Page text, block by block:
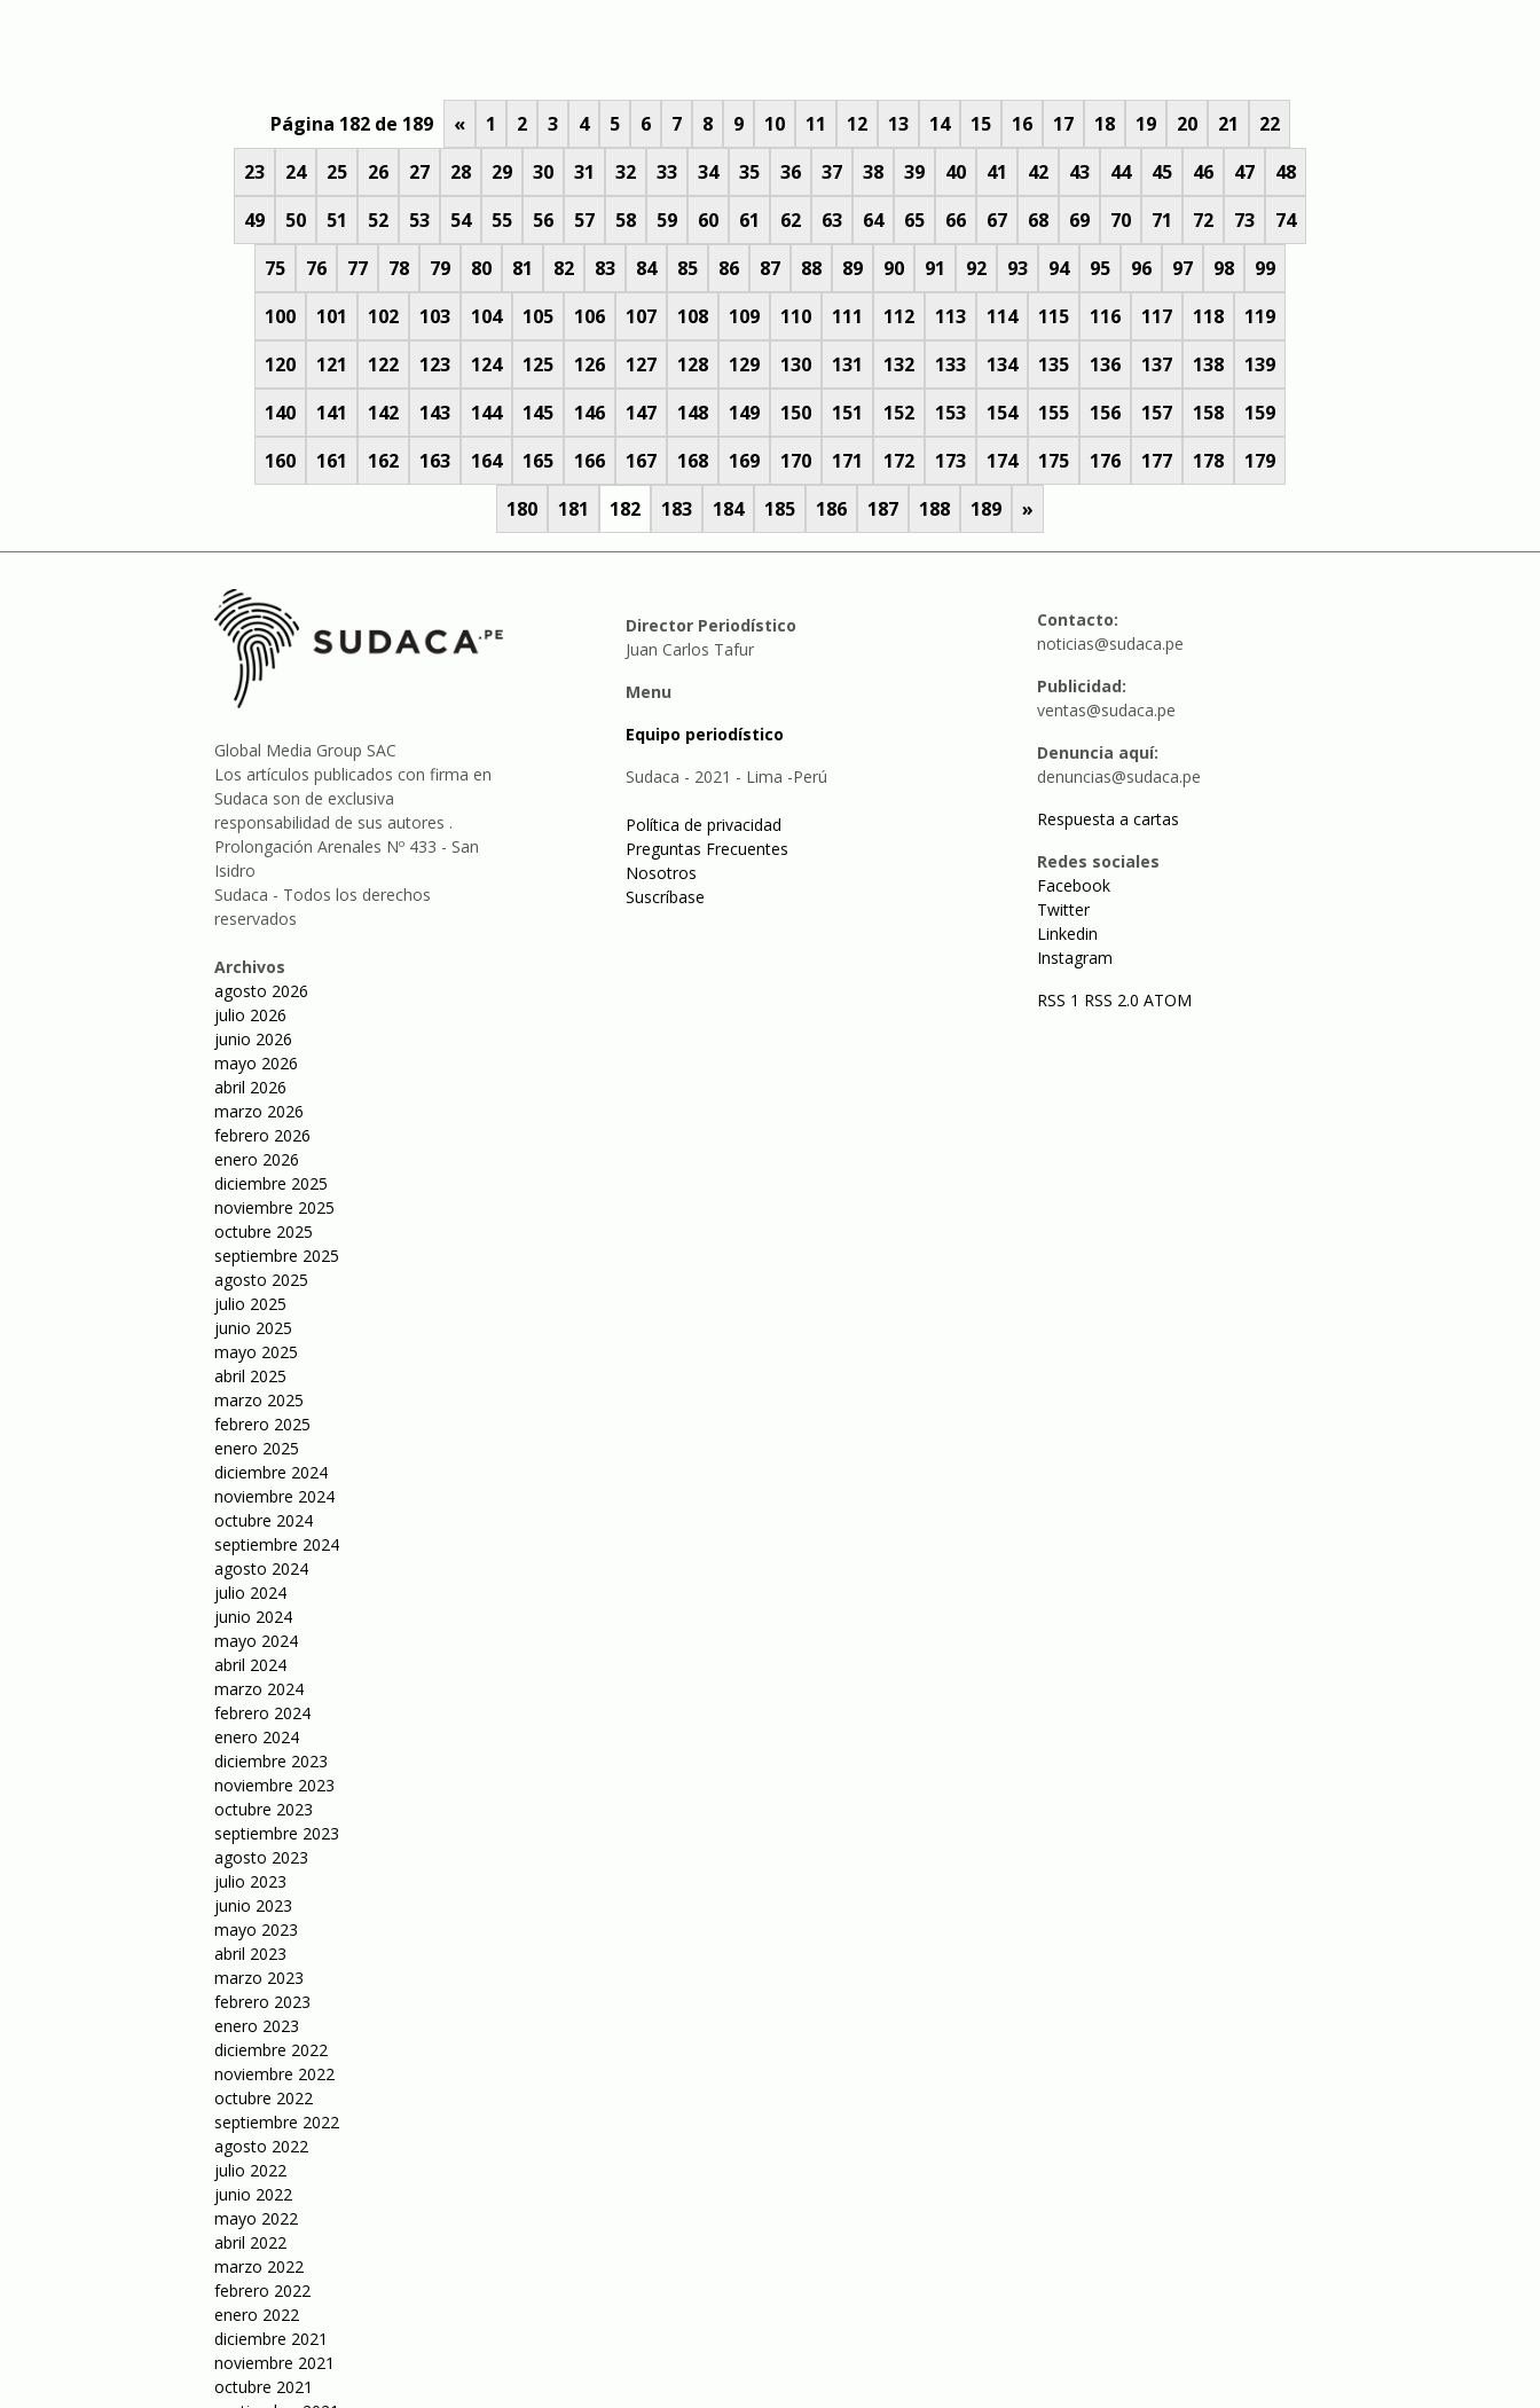
Página 182 de 189 « 1 2 3 4 5 6 7 8 9 10 11 12 13 14 15 16 17 18 19 20 21
22
23
24 25 26 27 28 29 30 31 32 33 34 35 36 37 38 39 40 41 42 43 44 45 46 47
48
49
50 51 52 53 54 55 56 57 58 59 60 61 62 63 64 65 66 67 68 69 70 71 72 73
74
75
76 77 78 79 80 81 82 83 84 85 86 87 88 89 90 91 92 93 94 95 96 97 98
99
100
101 102 103 104 105 106 107 108 109 110 111 112 113 114 115 116 117 118
119
120
121 122 123 124 125 126 127 128 129 130 131 132 133 134 135 136 137 138
139
140
141 142 143 144 145 146 147 148 149 150 151 152 153 154 155 156 157 158
159
160
161 162 163 164 165 166 167 168 169 170 171 172 173 174 175 176 177 178
179
180
181 182 183 184 185 186 187 188 189 »
Global Media Group SAC
Los artículos publicados con firma en
Sudaca son de exclusiva
responsabilidad de sus autores .
Prolongación Arenales Nº 433 - San
Isidro
Sudaca - Todos los derechos
reservados
Archivos
agosto 2026
julio 2026
junio 2026
mayo 2026
abril 2026
marzo 2026
febrero 2026
enero 2026
diciembre 2025
noviembre 2025
octubre 2025
septiembre 2025
agosto 2025
julio 2025
junio 2025
mayo 2025
abril 2025
marzo 2025
febrero 2025
enero 2025
diciembre 2024
noviembre 2024
octubre 2024
septiembre 2024
agosto 2024
julio 2024
junio 2024
mayo 2024
abril 2024
marzo 2024
febrero 2024
enero 2024
diciembre 2023
noviembre 2023
octubre 2023
septiembre 2023
agosto 2023
julio 2023
junio 2023
mayo 2023
abril 2023
marzo 2023
febrero 2023
enero 2023
diciembre 2022
noviembre 2022
octubre 2022
septiembre 2022
agosto 2022
julio 2022
junio 2022
mayo 2022
abril 2022
marzo 2022
febrero 2022
enero 2022
diciembre 2021
noviembre 2021
octubre 2021
Director Periodístico
Juan Carlos Tafur
Menu
Equipo periodístico
Sudaca - 2021 - Lima -Perú
Política de privacidad
Preguntas Frecuentes
Nosotros
Suscríbase
Contacto:
noticias@sudaca.pe
Publicidad:
ventas@sudaca.pe
Denuncia aquí:
denuncias@sudaca.pe
Respuesta a cartas
Redes sociales
Facebook
Twitter
Linkedin
Instagram
RSS 1 RSS 2.0 ATOM